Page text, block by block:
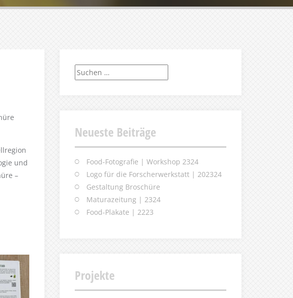
und
–
Suchen
nach:
Neueste Beiträge
Food-Fotografie | Workshop 2324
Logo für die Forscherwerkstatt | 202324
Gestaltung Broschüre
Maturazeitung | 2324
Food-Plakate | 2223
Projekte